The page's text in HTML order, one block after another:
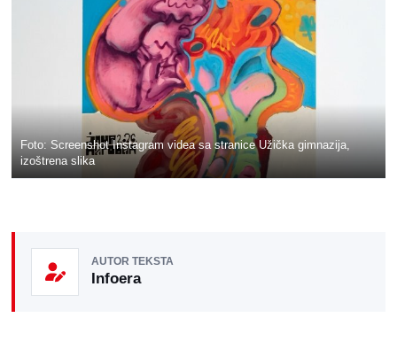
Foto: Screenshot Instagram videa sa stranice Užička gimnazija,
izoštrena slika
AUTOR TEKSTA
Infoera